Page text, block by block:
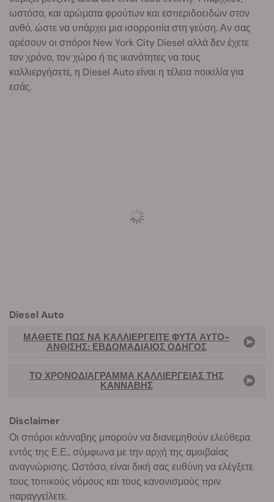
ωστόσο, και αρώματα φρούτων και εσπεριδοειδών στον
ανθό, ώστε να υπάρχει μια ισορροπία στη γεύση. Αν σας
αρέσουν οι σπόροι New York City Diesel αλλά δεν έχετε
τον χρόνο, τον χώρο ή τις ικανότητες να τους
καλλιεργήσετε, η Diesel Auto είναι η τέλεια ποικιλία για
εσάς.
Diesel Auto
ΜΆΘΕΤΕ ΠΏΣ ΝΑ ΚΑΛΛΙΕΡΓΕΊΤΕ ΦΥΤΆ ΑΥΤΌ-
ΆΝΘΙΣΗΣ: ΕΒΔΟΜΑΔΙΑΊΟΣ ΟΔΗΓΌΣ
ΤΟ ΧΡΟΝΟΔΙΆΓΡΑΜΜΑ ΚΑΛΛΙΈΡΓΕΙΑΣ ΤΗΣ
ΚΆΝΝΑΒΗΣ
Disclaimer
Οι σπόροι κάνναβης μπορούν να διανεμηθούν ελεύθερα
εντός της Ε.Ε., σύμφωνα με την αρχή της αμοιβαίας
αναγνώρισης. Ωστόσο, είναι δική σας ευθύνη να ελέγξετε
τους τοπικούς νόμους και τους κανονισμούς πριν
παραγγείλετε.